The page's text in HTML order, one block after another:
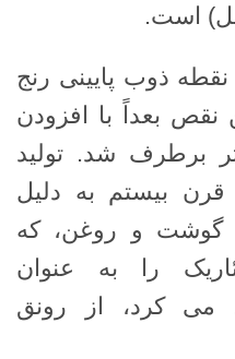
است.
نقطه ذوب پایینی رنج
نقص بعداً با افزودن
برطرف شد. تولید
قرن بیستم به دلیل
گوشت و روغن، که
را به عنوان
می کرد، از رونق